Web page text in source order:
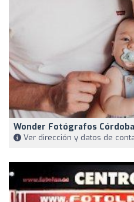
Wonder Fotógrafos Córdoba
Ver dirección y datos de